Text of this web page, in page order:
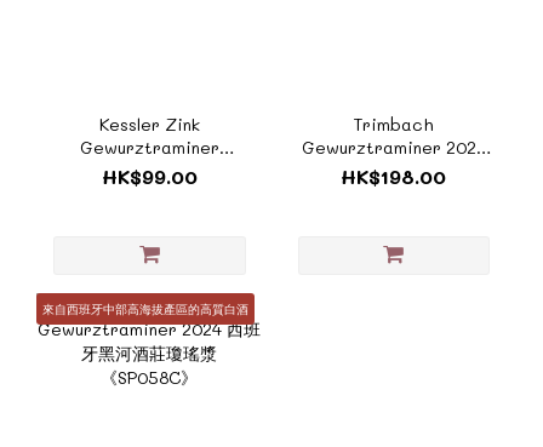
Kessler Zink
Gewurztraminer
Spatlese 2024 凱薩德國
瓊瑤漿微甜白酒
HK$99.00
Trimbach
Gewurztraminer 2022
廷巴克瓊瑤漿《醇酒系列 -
ZF968D》
HK$198.00
來自西班牙中部高海拔產區的高質白酒